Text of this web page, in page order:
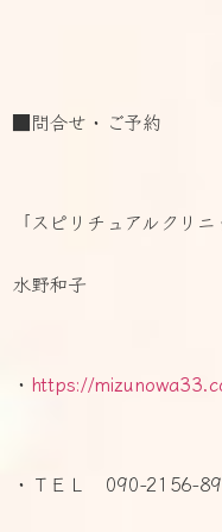
■問合せ・ご予約
「スピリチュアルクリ
水野和子
・ https://
・ＴＥＬ 090-2156-